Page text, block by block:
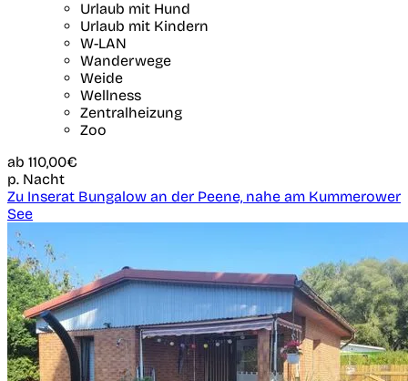
Urlaub mit Hund
Urlaub mit Kindern
W-LAN
Wanderwege
Weide
Wellness
Zentralheizung
Zoo
ab 110,00€
p. Nacht
Zu Inserat Bungalow an der Peene, nahe am Kummerower
See